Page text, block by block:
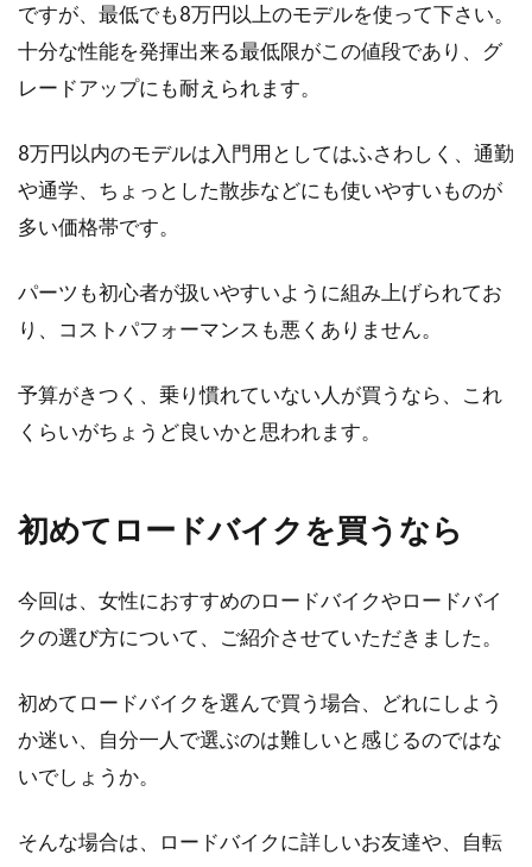
ですが、最低でも8万円以上のモデルを使って下さい。
十分な性能を発揮出来る最低限がこの値段であり、グ
レードアップにも耐えられます。
8万円以内のモデルは入門用としてはふさわしく、通勤
や通学、ちょっとした散歩などにも使いやすいものが
多い価格帯です。
パーツも初心者が扱いやすいように組み上げられてお
り、コストパフォーマンスも悪くありません。
予算がきつく、乗り慣れていない人が買うなら、これ
くらいがちょうど良いかと思われます。
初めてロードバイクを買うなら
今回は、女性におすすめのロードバイクやロードバイ
クの選び方について、ご紹介させていただきました。
初めてロードバイクを選んで買う場合、どれにしよう
か迷い、自分一人で選ぶのは難しいと感じるのではな
いでしょうか。
そんな場合は、ロードバイクに詳しいお友達や、自転